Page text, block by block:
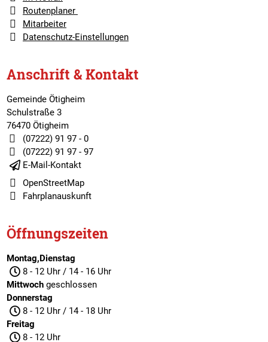
Routenplaner
Mitarbeiter
Datenschutz-Einstellungen
Anschrift & Kontakt
Gemeinde Ötigheim
Schulstraße 3
76470 Ötigheim
(07222) 91 97 - 0
(07222) 91 97 - 97
E-Mail-Kontakt
OpenStreetMap
Fahrplanauskunft
Öffnungszeiten
Montag,Dienstag
8 - 12 Uhr / 14 - 16 Uhr
Mittwochgeschlossen
Donnerstag
8 - 12 Uhr / 14 - 18 Uhr
Freitag
8 - 12 Uhr